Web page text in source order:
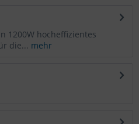
1200W hocheffizientes
die... mehr